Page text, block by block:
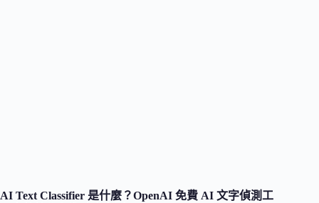
AI Text Classifier 是什麼？OpenAI 免費 AI 文字偵測工